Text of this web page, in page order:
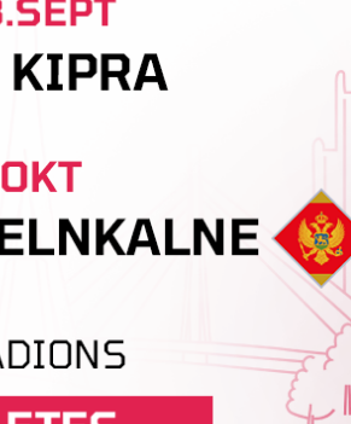
"Riga FC Women" liek kārtīgi
Women" trešdien aizvadīja UEFA Čempionu līgas
kvalifikācijas otrās kārtas pusfināla spēli Dānijā
pret "HB Køge". Cīņā pret...
05. augusts 2026.